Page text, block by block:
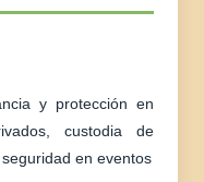
y protección en
custodia de
en eventos